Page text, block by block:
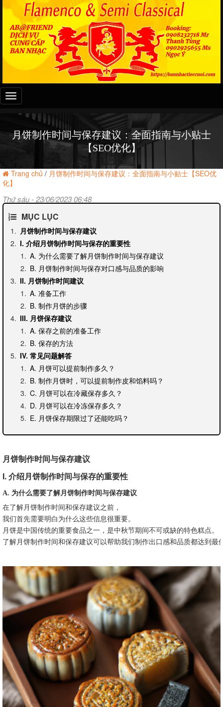
Đây
là
menu
月饼制作时间与保存建议：全面指南与小贴士
【SEO优化】
Trang chủ / 月饼制作时间与保存建议：全面指南与小贴士【SEO优
化】
Thứ sáu - 23/06/2023 06:48
MỤC LỤC
月饼制作时间与保存建议
I. 介绍月饼制作时间与保存的重要性
A. 为什么需要了解月饼制作时间与保存建议
B. 月饼制作时间与保存对口感与品质的影响
II. 月饼制作时间建议
A. 准备工作
B. 制作月饼的步骤
III. 月饼保存建议
A. 保存之前的准备工作
B. 保存的方法
IV. 常见问题解答
A. 月饼可以提前制作多久？
B. 制作月饼时，可以提前制作皮和馅料吗？
C. 月饼可以在冷藏保存多久？
D. 月饼可以在冷冻保存多久？
E. 月饼保存期限过了还能吃吗？
月饼制作时间与保存建议
I. 介绍月饼制作时间与保存的重要性
A. 为什么需要了解月饼制作时间与保存建议
在了解月饼制作时间和保存建议之前，
我们首先需要明白为什么这些信息很重要。
月饼是中国传统的重要食品之一，是中秋节期间不可或缺的特色糕点。
了解月饼制作时间和保存建议可以帮助我们制作出口感和品质都达到最